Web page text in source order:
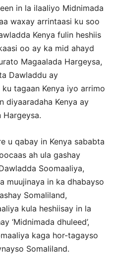
in la ilaaliyo Midnimada
waxay arrintaasi ku soo
Kenya fulin heshiis
oo ay ka mid ahayd
Magaalada Hargeysa,
Dawladdu ay
tagaan Kenya iyo arrimo
diyaaradaha Kenya ay
Hargeysa.
u qabay in Kenya sababta
ah ula gashay
Soomaaliya,
muujinaya in ka dhabayso
Somaliland,
kula heshiisay in la
‘Midnimada dhuleed’,
kaga hor-tagayso
Somaliland.